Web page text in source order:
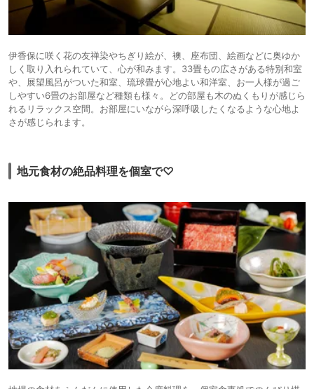
伊香保に咲く花の友禅染やちぎり絵が、襖、座布団、絵画などに奥ゆか
しく取り入れられていて、心が和みます。33畳もの広さがある特別和室
や、展望風呂がついた和室、琉球畳が心地よい和洋室、お一人様が過ご
しやすい6畳のお部屋など種類も様々。どの部屋も木のぬくもりが感じら
れるリラックス空間。お部屋にいながら深呼吸したくなるような心地よ
さが感じられます。
地元食材の絶品料理を個室で♡